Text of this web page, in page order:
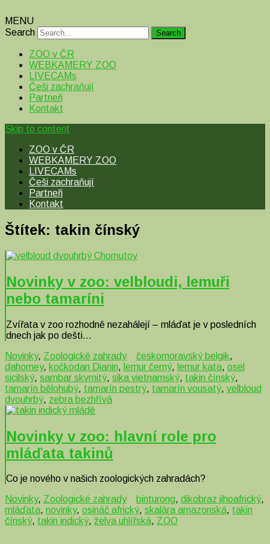
MENU
Search
ZOO v ČR
WEBKAMERY ZOO
LIVECAMs
Češi zachraňují
Partneři
Kontakt
Skip to content
ZOO v ČR
WEBKAMERY ZOO
LIVECAMs
Češi zachraňují
Partneři
Kontakt
Štítek: takin čínský
Novinky v zoo: velbloudi, lemuři
nebo tamaríni
Zvířata v zoo rozhodně nezahálejí – mláďat je v posledních
dnech jak po dešti…
Novinky, Zoologické zahrady českomoravský belgik,
dahomey, kočkodan Dianin, lemur černý, lemur kata, osel
sicilský, sambar skvrnitý, sika vietnamský, takin čínský,
tamarín bělohubý, tamarín pestrý, tamarín vousatý, velbloud
dvouhrbý, zebra bezhřívá
Novinky v zoo: hlavní role pro
mláďata takinů
Co je nového v našich zoologických zahradách?
Novinky, Zoologické zahrady binturong, dikobraz jihoafrický,
mláďata, novinky, osináč africký, skalára amazonská, takin
čínský, takin indický, želva uhlířská, ZOO